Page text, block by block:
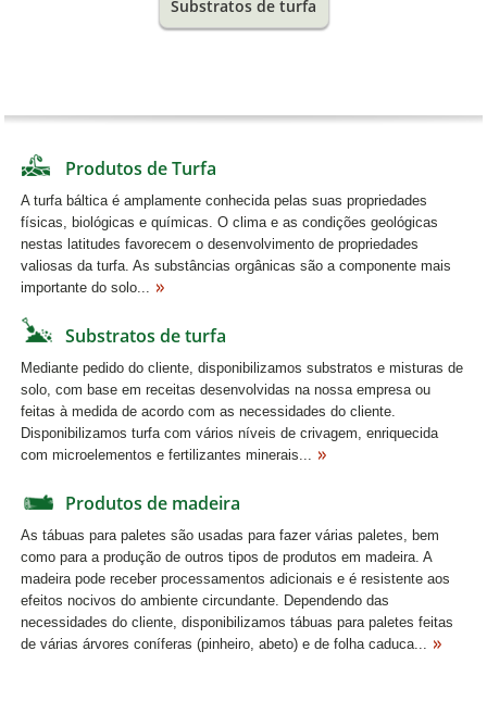
Substratos de turfa
Produtos de Turfa
A turfa báltica é amplamente conhecida pelas suas propriedades
físicas, biológicas e químicas. O clima e as condições geológicas
nestas latitudes favorecem o desenvolvimento de propriedades
valiosas da turfa. As substâncias orgânicas são a componente mais
importante do solo...
Substratos de turfa
Mediante pedido do cliente, disponibilizamos substratos e misturas de
solo, com base em receitas desenvolvidas na nossa empresa ou
feitas à medida de acordo com as necessidades do cliente.
Disponibilizamos turfa com vários níveis de crivagem, enriquecida
com microelementos e fertilizantes minerais...
Produtos de madeira
As tábuas para paletes são usadas para fazer várias paletes, bem
como para a produção de outros tipos de produtos em madeira. A
madeira pode receber processamentos adicionais e é resistente aos
efeitos nocivos do ambiente circundante. Dependendo das
necessidades do cliente, disponibilizamos tábuas para paletes feitas
de várias árvores coníferas (pinheiro, abeto) e de folha caduca...